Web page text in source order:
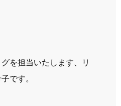
を担当いたします、リ
です。